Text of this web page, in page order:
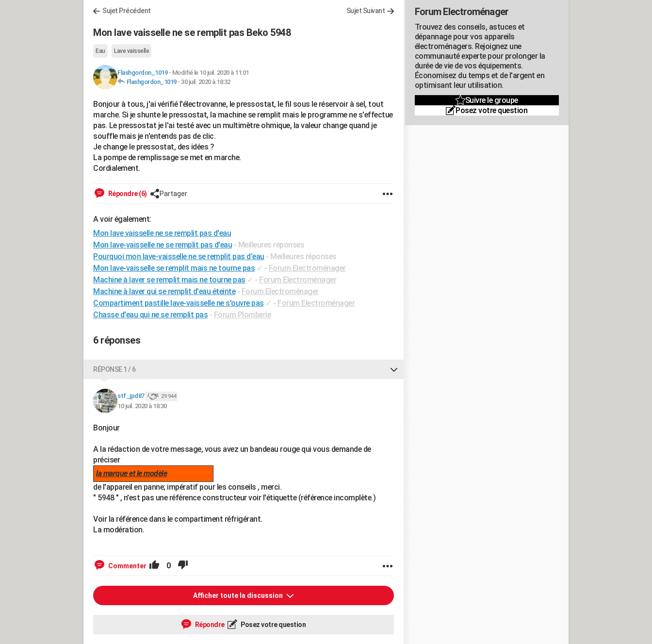
Sujet Précédent Sujet Suivant
Mon lave vaisselle ne se remplit pas Beko 5948
Eau Lave vaisselle
Flashgordon_1019- Modifié le 10 juil. 2020 à 11:01
Flashgordon_1019- 30 juil. 2020 à 18:32
Bonjour à tous, j'ai vérifié l'électrovanne, le pressostat, le fil sous le réservoir à sel, tout
marche. Si je shunte le pressostat, la machine se remplit mais le programme ne s'effectue
pas. Le pressostat je l'ai testé avec un multimètre ohmique, la valeur change quand je
souffle mais je n'entends pas de clic.
Je change le pressostat, des idées ?
La pompe de remplissage se met en marche.
Cordialement.
Répondre (6) Partager
A voir également:
Mon lave vaisselle ne se remplit pas d'eau
Mon lave-vaisselle ne se remplit pas d'eau - Meilleures réponses
Pourquoi mon lave-vaisselle ne se remplit pas d'eau - Meilleures réponses
Mon lave-vaisselle se remplit mais ne tourne pas ✓ - Forum Electroménager
Machine à laver se remplit mais ne tourne pas ✓ - Forum Electroménager
Machine à laver qui se remplit d'eau éteinte - Forum Electroménager
Compartiment pastille lave-vaisselle ne s'ouvre pas ✓ - Forum Electroménager
Chasse d'eau qui ne se remplit pas - Forum Plomberie
6 réponses
RÉPONSE 1 / 6
stf_jpd87 29 944
10 juil. 2020 à 18:30
Bonjour
A la rédaction de votre message, vous avez un bandeau rouge qui vous demande de
préciser
la marque et le modèle
de l'appareil en panne; impératif pour les conseils , merci.
" 5948 " , n'est pas une référence constructeur voir l'étiquette (référence incomplète.)
Voir la référence dans le compartiment réfrigérant.
La modération.
Commenter 0
Afficher toute la discussion
Répondre Posez votre question
Forum Electroménager
Trouvez des conseils, astuces et
dépannage pour vos appareils
électroménagers. Rejoignez une
communauté experte pour prolonger la
durée de vie de vos équipements.
Économisez du temps et de l'argent en
optimisant leur utilisation.
Suivre le groupe
Posez votre question